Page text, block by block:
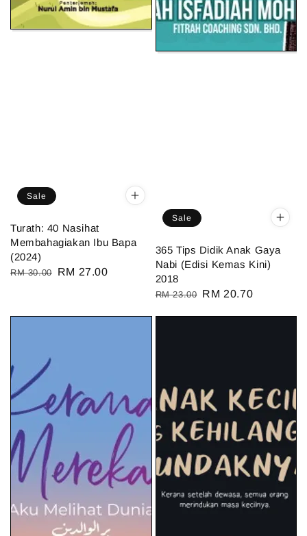
Sale
Turath: 40 Nasihat
Membahagiakan Ibu Bapa
(2024)
Regular
RM 30.00
Sale
RM 27.00
Sale
365 Tips Didik Anak Gaya
Nabi (Edisi Kemas Kini)
2018
Regular
RM 23.00 Sale
RM 20.70